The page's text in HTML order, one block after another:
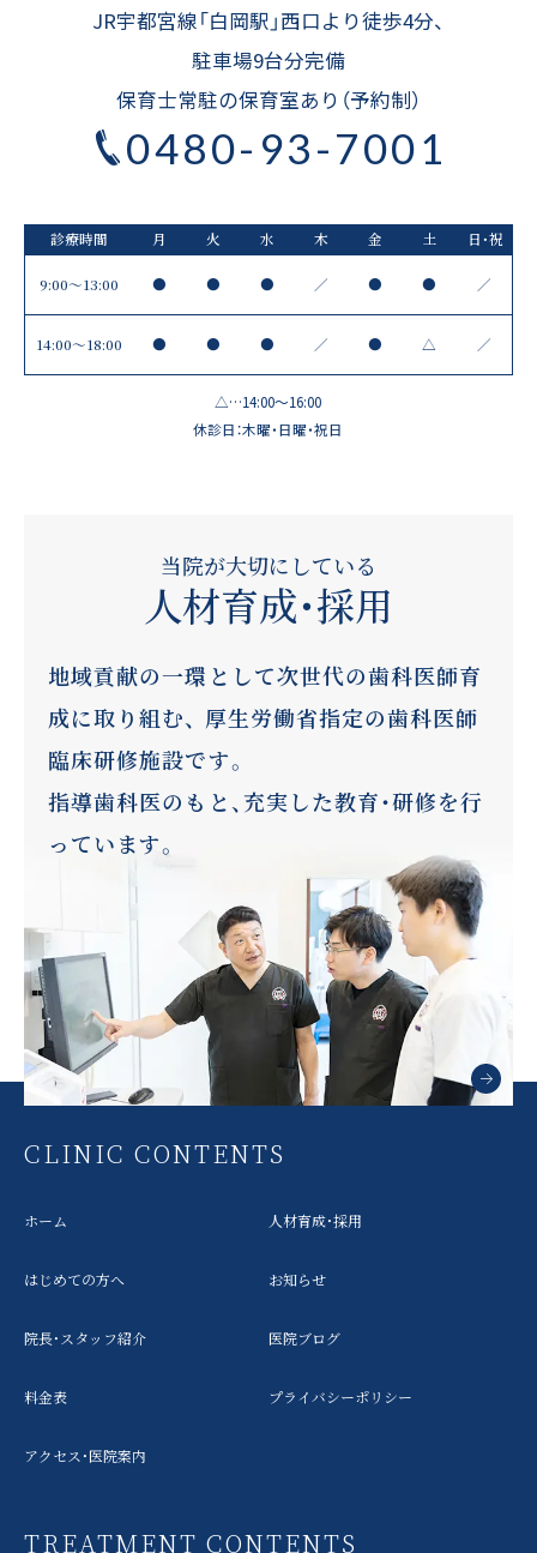
JR宇都宮線「白岡駅」西口より徒歩4分、
駐車場9台分完備
保育士常駐の保育室あり（予約制）
0480-93-7001
診療時間 月 火 水 木 金 土 日・祝
9:00～13:00 ● ● ● ／ ● ● ／
14:00〜18:00 ● ● ● ／ ● △ ／
△…14:00～16:00
休診日：木曜・日曜・祝日
当院が大切にしている
人材育成・採用
地域貢献の一環として次世代の歯科医師育
成に取り組む、 厚生労働省指定の歯科医師
臨床研修施設です。
指導歯科医のもと、充実した教育・研修を行
っています。
CLINIC CONTENTS
ホーム
はじめての方へ
院長・スタッフ紹介
料金表
アクセス・医院案内
人材育成・採用
お知らせ
医院ブログ
プライバシーポリシー
TREATMENT CONTENTS